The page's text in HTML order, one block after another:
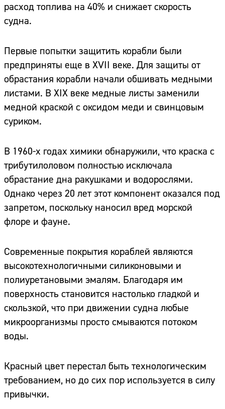
расход топлива на 40% и снижает скорость
судна.
Первые попытки защитить корабли были
предприняты еще в XVII веке. Для защиты от
обрастания корабли начали обшивать медными
листами. В XIX веке медные листы заменили
медной краской с оксидом меди и свинцовым
суриком.
В 1960-х годах химики обнаружили, что краска с
трибутилоловом полностью исключала
обрастание дна ракушками и водорослями.
Однако через 20 лет этот компонент оказался под
запретом, поскольку наносил вред морской
флоре и фауне.
Современные покрытия кораблей являются
высокотехнологичными силиконовыми и
полиуретановыми эмалям. Благодаря им
поверхность становится настолько гладкой и
скользкой, что при движении судна любые
микроорганизмы просто смываются потоком
воды.
Красный цвет перестал быть технологическим
требованием, но до сих пор используется в силу
привычки.